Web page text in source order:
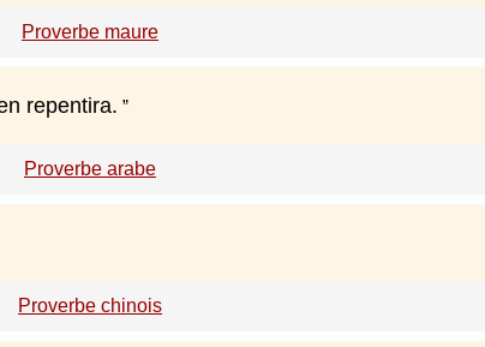
Proverbe maure
repentira.
Proverbe arabe
Proverbe chinois